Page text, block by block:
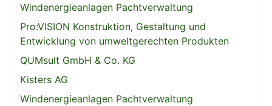
Windenergieanlagen Pachtverwaltung
Pro:VISION Konstruktion, Gestaltung und
Entwicklung von umweltgerechten Produkten
QUMsult GmbH & Co. KG
Kisters AG
Windenergieanlagen Pachtverwaltung